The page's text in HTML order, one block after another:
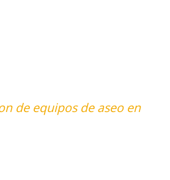
de equipos de aseo en